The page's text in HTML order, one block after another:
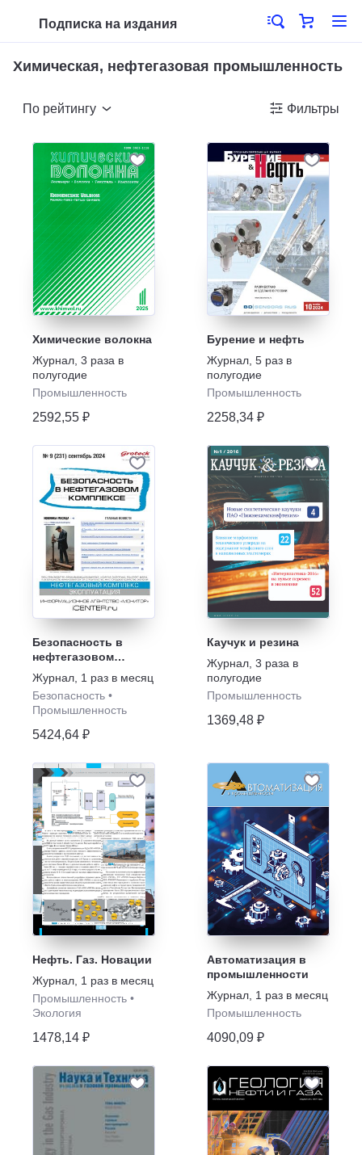
Подписка на издания
Химическая, нефтегазовая промышленность
По рейтингу Фильтры
Химические волокна
Журнал 3 раза в
полугодие
Промышленность
2592,55 ₽
Бурение и нефть
Журнал 5 раз в
полугодие
Промышленность
2258,34 ₽
Безопасность в
нефтегазовом
комплексе
Журнал 1 раз в месяц
Безопасность •
Промышленность
5424,64 ₽
Каучук и резина
Журнал 3 раза в
полугодие
Промышленность
1369,48 ₽
Нефть. Газ. Новации
Журнал 1 раз в месяц
Промышленность •
Экология
1478,14 ₽
Автоматизация в
промышленности
Журнал 1 раз в месяц
Промышленность
4090,09 ₽